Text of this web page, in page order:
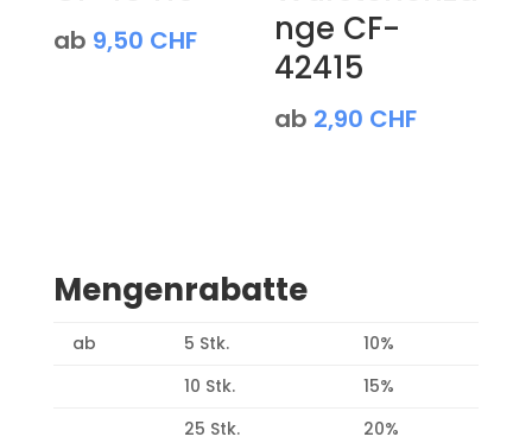
ab 9,50 CHF
nge CF-
42415
ab 2,90 CHF
Mengenrabatte
ab 5 Stk.
10%
10 Stk.
15%
25 Stk.
20%